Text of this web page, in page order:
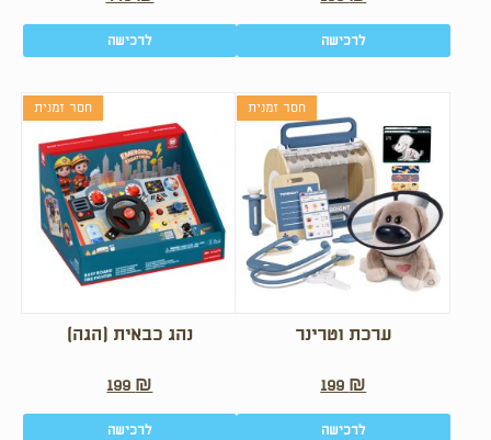
לרכישה לרכישה
חסר זמנית
נהג כבאית (הגה)
199 ₪
לרכישה
חסר זמנית
ערכת וטרינר
199 ₪
לרכישה